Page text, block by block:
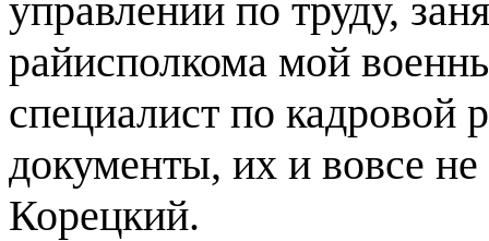
управлении по труду,
райисполкома мой
специалист по
документы, их и вовсе
Корецкий.